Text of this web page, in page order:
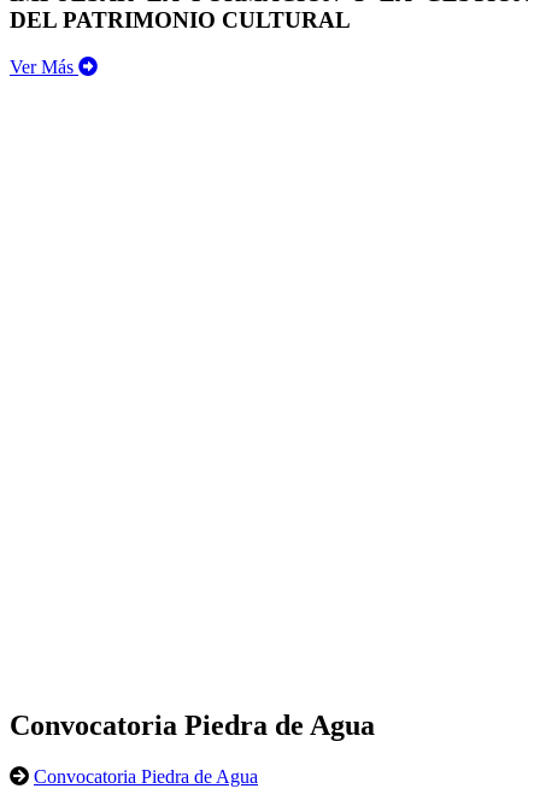
DEL PATRIMONIO CULTURAL
Ver Más
Convocatoria Piedra de Agua
Convocatoria Piedra de Agua